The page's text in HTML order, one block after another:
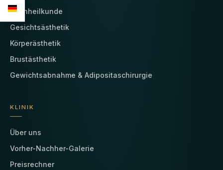
Zahnheilkunde
Gesichtsästhetik
Körperästhetik
Brustästhetik
Gewichtsabnahme & Adipositaschirurgie
KLINIK
Über uns
Vorher-Nachher-Galerie
Preisrechner